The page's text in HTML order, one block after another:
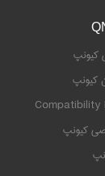
کیونپ
کیونپ
کیونپ